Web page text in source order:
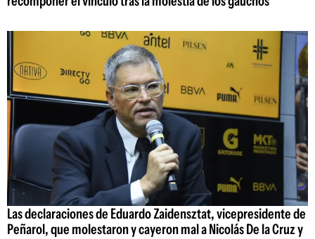
Las declaraciones de Eduardo Zaidensztat, vicepresidente de
Peñarol, que molestaron y cayeron mal a Nicolás De la Cruz y